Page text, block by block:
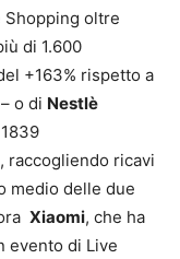
Shopping oltre
di 1.600
+163% rispetto a
o di Nestlè
raccogliendo ricavi
medio delle due
Xiaomi, che ha
evento di Live